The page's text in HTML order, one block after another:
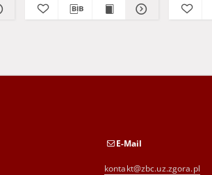
E-Mail
kontakt@zbc.uz.zgora.pl